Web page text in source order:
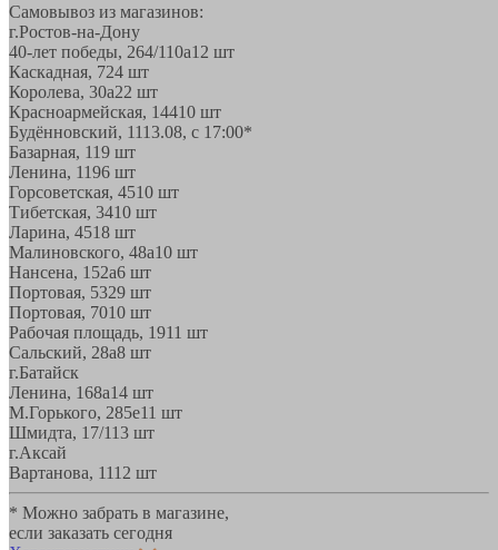
Самовывоз из магазинов:
г.Ростов-на-Дону
40-лет победы, 264/110а12 шт
Каскадная, 724 шт
Королева, 30а22 шт
Красноармейская, 14410 шт
Будённовский, 1113.08, с 17:00*
Базарная, 119 шт
Ленина, 1196 шт
Горсоветская, 4510 шт
Тибетская, 3410 шт
Ларина, 4518 шт
Малиновского, 48а10 шт
Нансена, 152а6 шт
Портовая, 5329 шт
Портовая, 7010 шт
Рабочая площадь, 1911 шт
Сальский, 28a8 шт
г.Батайск
Ленина, 168а14 шт
М.Горького, 285е11 шт
Шмидта, 17/113 шт
г.Аксай
Вартанова, 1112 шт
* Можно забрать в магазине,
если заказать сегодня